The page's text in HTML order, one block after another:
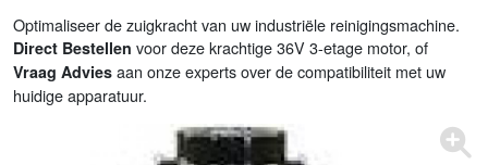
Optimaliseer de zuigkracht van uw industriële reinigingsmachine.
Direct Bestellen voor deze krachtige 36V 3-etage motor, of
Vraag Advies aan onze experts over de compatibiliteit met uw
huidige apparatuur.